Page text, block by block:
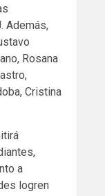
Además,
Rosana
Cristina
a
logren